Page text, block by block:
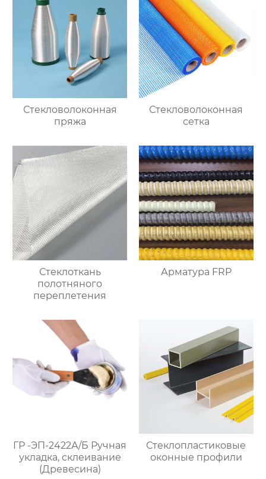
Стекловолоконная
пряжа
Стекловолоконная
сетка
Стеклоткань
полотняного
переплетения
Арматура FRP
ГР -ЭП-2422А/Б Ручная
укладка, склеивание
(Древесина)
Стеклопластиковые
оконные профили